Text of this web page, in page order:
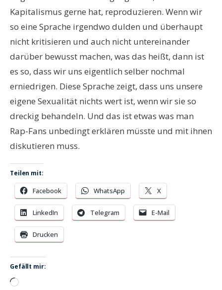
Kapitalismus gerne hat, reproduzieren. Wenn wir
so eine Sprache irgendwo dulden und überhaupt
nicht kritisieren und auch nicht untereinander
darüber bewusst machen, was das heißt, dann ist
es so, dass wir uns eigentlich selber nochmal
erniedrigen. Diese Sprache zeigt, dass uns unsere
eigene Sexualität nichts wert ist, wenn wir sie so
dreckig behandeln. Und das ist etwas was man
Rap-Fans unbedingt erklären müsste und mit ihnen
diskutieren muss.
Teilen mit:
Facebook WhatsApp X
LinkedIn Telegram E-Mail
Drucken
Gefällt mir:
Wird